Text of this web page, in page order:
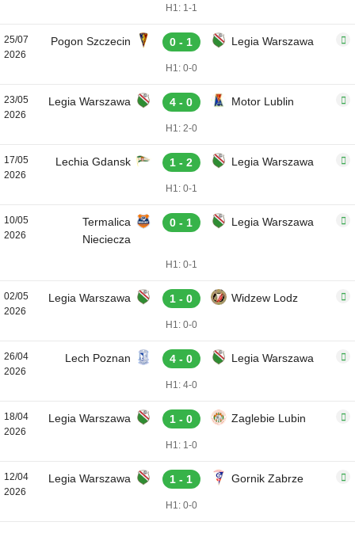
H1: 1-1
25/07
2026
Pogon Szczecin 0 - 1 Legia Warszawa
H1: 0-0
23/05
2026
Legia Warszawa 4 - 0 Motor Lublin
H1: 2-0
17/05
2026
Lechia Gdansk 1 - 2 Legia Warszawa
H1: 0-1
10/05
2026
Termalica
Nieciecza
0 - 1 Legia Warszawa
H1: 0-1
02/05
2026
Legia Warszawa 1 - 0 Widzew Lodz
H1: 0-0
26/04
2026
Lech Poznan 4 - 0 Legia Warszawa
H1: 4-0
18/04
2026
Legia Warszawa 1 - 0 Zaglebie Lubin
H1: 1-0
12/04
2026
Legia Warszawa 1 - 1 Gornik Zabrze
H1: 0-0